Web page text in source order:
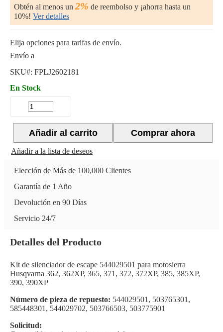
Obtén al menos un 2% de reembolso y ¡ahorra hasta un
10%! Ver detalles
Elija opciones para tarifas de envío.
Envío a
SKU#: FPLJ2602181
En Stock
Comprar ahora
Añadir al carrito
Añadir a la lista de deseos
Elección de Más de 100,000 Clientes
Garantía de 1 Año
Devolución en 90 Días
Servicio 24/7
Detalles del Producto
Kit de silenciador de escape 544029501 para motosierra
Husqvarna 362, 362XP, 365, 371, 372, 372XP, 385, 385XP,
390, 390XP
Número de pieza de repuesto: 544029501, 503765301,
585448301, 544029702, 503766503, 503775901
Solicitud: